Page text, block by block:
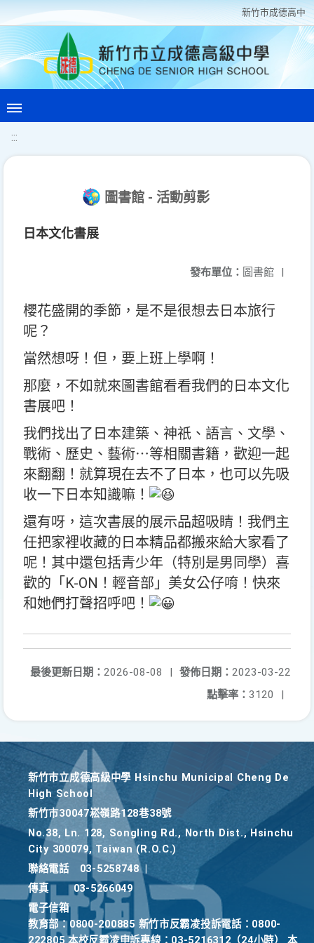
新竹巿成德高中
:::
圖書館 - 活動剪影
日本文化書展
發布單位： 圖書館 |
櫻花盛開的季節，是不是很想去日本旅行
呢？
當然想呀！但，要上班上學啊！
那麼，不如就來圖書館看看我們的日本文化
書展吧！
我們找出了日本建築、神祇、語言、文學、
戰術、歷史、藝術⋯等相關書籍，歡迎一起
來翻翻！就算現在去不了日本，也可以先吸
收一下日本知識嘛！
還有呀，這次書展的展示品超吸睛！我們主
任把家裡收藏的日本精品都搬來給大家看了
呢！其中還包括青少年（特別是男同學）喜
歡的「K-ON！輕音部」美女公仔唷！快來
和她們打聲招呼吧！
發佈日期： 2023-03-22
最後更新日期： 2026-08-08
|
點擊率： 3120 |
新竹巿立成德高級中學 Hsinchu Municipal Cheng De
High School
新竹巿30047崧嶺路128巷38號
No.38, Ln. 128, Songling Rd., North Dist., Hsinchu
City 300079, Taiwan (R.O.C.)
聯絡電話
03-5258748
傳真
03-5266049
電子信箱
教育部：0800-200885 新竹市反霸凌投訴電話：0800-
222805 本校反霸凌申訴專線：03-5216312（24小時） 本